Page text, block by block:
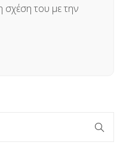
σχέση του με την